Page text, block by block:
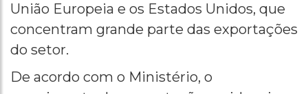
União Europeia e os Estados Unidos, que
concentram grande parte das exportações
do setor.
De acordo com o Ministério, o